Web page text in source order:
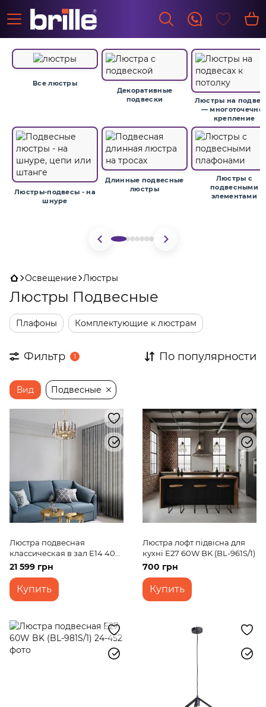
Все люстры
Люстры-подвесы - на
шнуре
Декоративные
подвески
Длинные подвесные
люстры
Люстры на
—
крепление
Люстры с
подвесными
элементами
Освещение Люстры
Люстры Подвесные
Плафоны Комплектующие к люстрам
Фильтр 1 По популярности
Вид Подвесные
Люстра подвесная
классическая в зал E14 40W
G (BCL-716S/16)
21 599 грн
Купить
Люстра лофт підвісна для
кухні E27 60W BK (BL-961S/1)
700 грн
Купить